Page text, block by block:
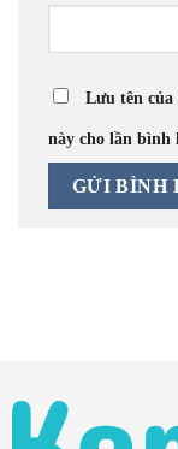
Lưu tên
này cho lần bình